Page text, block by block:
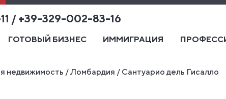
/ +39-329-002-83-16
ГОТОВЫЙ БИЗНЕС ИММИГРАЦИЯ
недвижимость /Ломбардия / Сантуарио дель Гисалло